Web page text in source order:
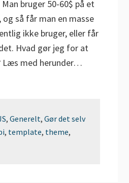
bruger 50-60$ på et
så får man en masse
ikke bruger, eller får
Hvad gør jeg for at
Læs med herunder…
,Generelt,Gør det selv
, template, theme,